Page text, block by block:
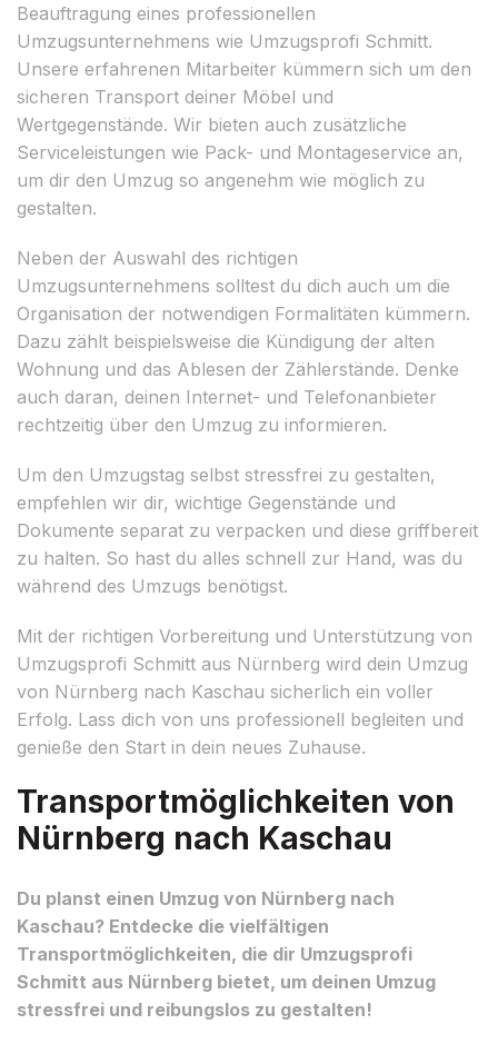
Beauftragung eines professionellen
Umzugsunternehmens wie Umzugsprofi Schmitt.
Unsere erfahrenen Mitarbeiter kümmern sich um den
sicheren Transport deiner Möbel und
Wertgegenstände. Wir bieten auch zusätzliche
Serviceleistungen wie Pack- und Montageservice an,
um dir den Umzug so angenehm wie möglich zu
gestalten.
Neben der Auswahl des richtigen
Umzugsunternehmens solltest du dich auch um die
Organisation der notwendigen Formalitäten kümmern.
Dazu zählt beispielsweise die Kündigung der alten
Wohnung und das Ablesen der Zählerstände. Denke
auch daran, deinen Internet- und Telefonanbieter
rechtzeitig über den Umzug zu informieren.
Um den Umzugstag selbst stressfrei zu gestalten,
empfehlen wir dir, wichtige Gegenstände und
Dokumente separat zu verpacken und diese griffbereit
zu halten. So hast du alles schnell zur Hand, was du
während des Umzugs benötigst.
Mit der richtigen Vorbereitung und Unterstützung von
Umzugsprofi Schmitt aus Nürnberg wird dein Umzug
von Nürnberg nach Kaschau sicherlich ein voller
Erfolg. Lass dich von uns professionell begleiten und
genieße den Start in dein neues Zuhause.
Transportmöglichkeiten von
Nürnberg nach Kaschau
Du planst einen Umzug von Nürnberg nach
Kaschau? Entdecke die vielfältigen
Transportmöglichkeiten, die dir Umzugsprofi
Schmitt aus Nürnberg bietet, um deinen Umzug
stressfrei und reibungslos zu gestalten!